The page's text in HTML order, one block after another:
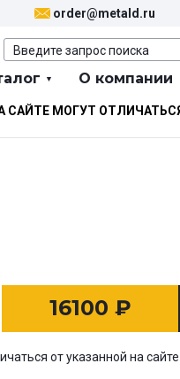
order@metald.ru
О компании
МОГУТ
16100 ₽
от указанной на